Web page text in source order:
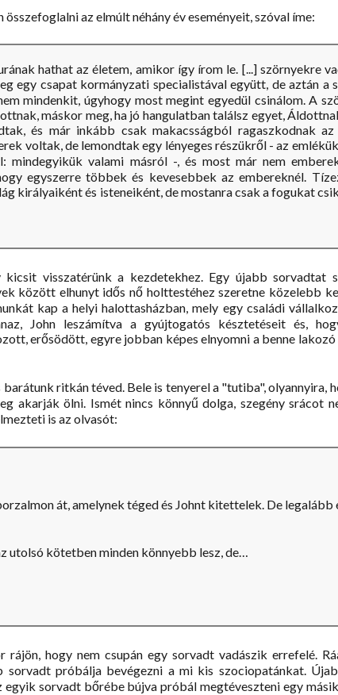
az elmúlt néhány év eseményeit, szóval íme:
hathat az életem, amikor így írom le. [...] szörnyekre
egy csapat kormányzati specialistával együtt, de aztán a
mindenkit, úgyhogy most megint egyedül csinálom. A
máskor meg, ha jó hangulatban találsz egyet,
és már inkább csak makacsságból ragaszkodnak az
voltak, de lemondtak egy lényeges részükről - az
mindegyikük valami másról -, és most már nem
egyszerre többek és kevesebbek az embereknél.
királyaiként és isteneiként, de mostanra csak a fogukat
visszatérünk a kezdetekhez. Egy újabb sorvadtat
között elhunyt idős nő holttestéhez szeretne közelebb
kap a helyi halottasházban, mely egy családi
John leszámítva a gyújtogatós késztetéseit és,
erősödött, egyre jobban képes elnyomni a benne lakozó
ritkán téved. Bele is tenyerel a "tutiba", olyannyira,
akarják ölni. Ismét nincs könnyű dolga, szegény srácot
is az olvasót:
át, amelynek téged és Johnt kitettelek. De legalább
utolsó kötetben minden könnyebb lesz, de…
hogy nem csupán egy sorvadt vadászik errefelé.
sorvadt próbálja bevégezni a mi kis szociopatánkat.
sorvadt bőrébe bújva próbál megtéveszteni egy